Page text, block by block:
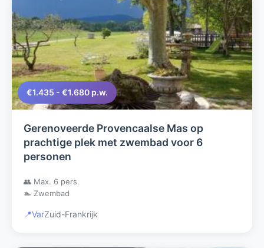
€1.435 - €1.680 p.w.
Gerenoveerde Provencaalse Mas op
prachtige plek met zwembad voor 6
personen
👥 Max. 6 pers.
🏊 Zwembad
📍VarZuid-Frankrijk